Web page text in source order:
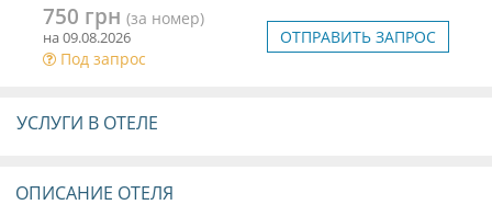
750 грн (за номер)
на 09.08.2026
Под запрос
ОТПРАВИТЬ ЗАПРОС
УСЛУГИ В ОТЕЛЕ
ОПИСАНИЕ ОТЕЛЯ